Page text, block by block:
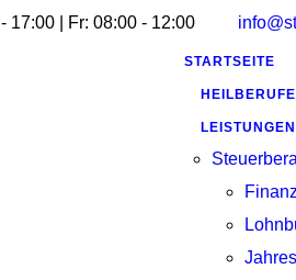
17:00 | Fr: 08:00 - 12:00
STARTSEITE
HEILBERUFE
LEISTUNGEN